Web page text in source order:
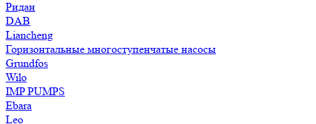
Ридан
DAB
Liancheng
Горизонтальные многоступенчатые насосы
Grundfos
Wilo
IMP PUMPS
Ebara
Leo